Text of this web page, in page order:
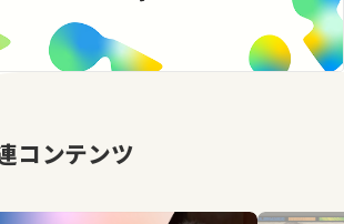
コンテンツ